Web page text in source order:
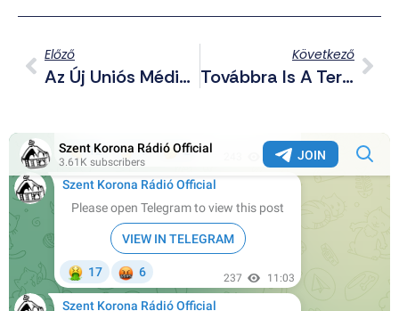
Előző
Az Új Uniós Médiatörvény Lehetővé Teszi A Felforgatást
Következő
Továbbra Is A Terroristáknak Áll Feljebb! Kínzással Vádolja Salis Apja Magyarországot